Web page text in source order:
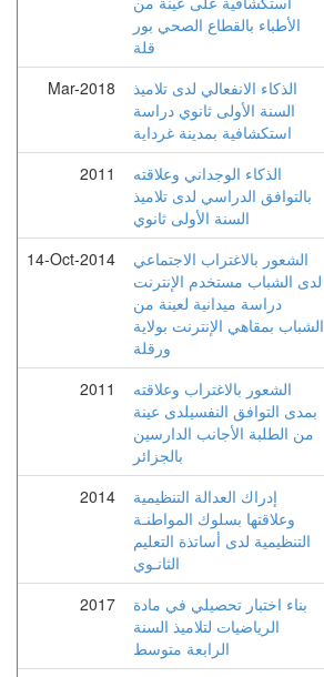
الأطباء بالقطاع الصحي بور
قلة
Mar-2018
الذكاء الانفعالي لدى تلاميذ
السنة الأولى ثانوي دراسة
استكشافية بمدينة غرداية
2011
الذكاء الوجداني وعلاقته
بالتوافق الدراسي لدى تلاميذ
السنة الأولى ثانوي
14-Oct-2014
الشعور بالاغتراب الاجتماعي
لدى الشباب مستخدم الإنترنت
دراسة ميدانية لعينة من
الشباب بمقاهي الإنترنت بولاية
ورقلة
2011
الشعور بالاغتراب وعلاقته
بمدى التوافق النفسيلدى عينة
من الطلبة الأجانب الدارسين
بالجزائر
2014
إدراك العدالة التنظيمية
وعلاقتها بسلوك المواطنـة
التنظيمية لدى أساتذة التعليم
الثانـوي
2017
بناء اختبار تحصيلي في مادة
الرياضيات لتلاميذ السنة
الرابعة متوسط